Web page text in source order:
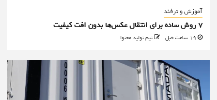
آموزش و ترفند
۷ روش ساده برای انتقال عکس‌ها بدون افت کیفیت
تیم تولید محتوا